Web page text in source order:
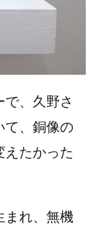
、久野さ
て、銅像の
えたかった
れ、無機